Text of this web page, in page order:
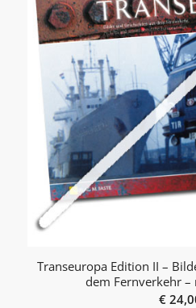
Transeuropa Edition II –
dem Fernverkehr
€